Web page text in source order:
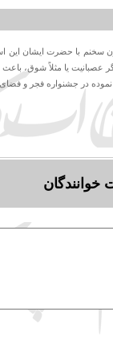
سخنم با حضرت ایشان
عصبانیت یا مثلاً شوق،
در جشنواره فجر و